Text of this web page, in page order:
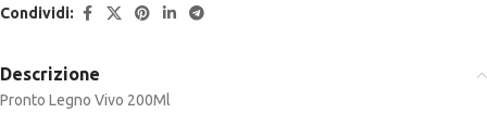
Condividi:
Descrizione
Pronto Legno Vivo 200Ml